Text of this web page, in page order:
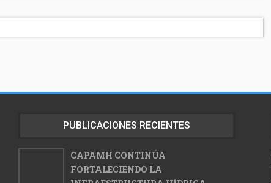
PUBLICACIONES RECIENTES
CAPAMH CONTINÚA
FORTALECIENDO LA